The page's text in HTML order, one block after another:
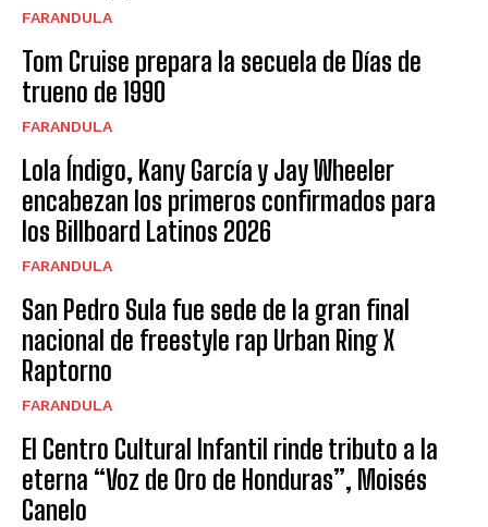
FARANDULA
Tom Cruise prepara la secuela de Días de
trueno de 1990
FARANDULA
Lola Índigo, Kany García y Jay Wheeler
encabezan los primeros confirmados para
los Billboard Latinos 2026
FARANDULA
San Pedro Sula fue sede de la gran final
nacional de freestyle rap Urban Ring X
Raptorno
FARANDULA
El Centro Cultural Infantil rinde tributo a la
eterna “Voz de Oro de Honduras”, Moisés
Canelo